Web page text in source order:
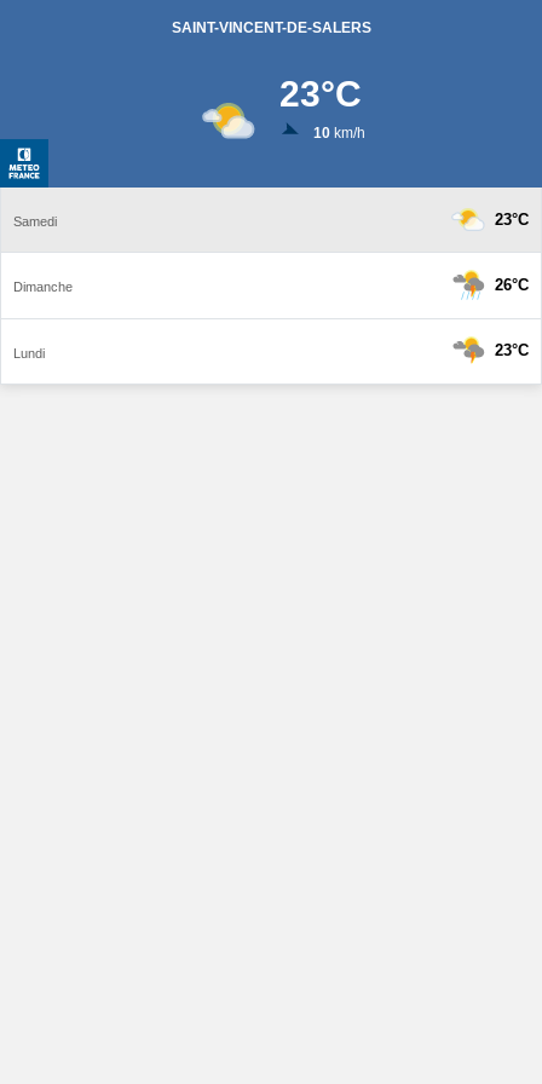
SAINT-VINCENT-DE-SALERS
23°C
10km/h
Samedi 23°C
Dimanche 26°C
Lundi 23°C